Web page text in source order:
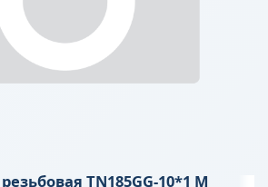
TN185GG-10*1 M